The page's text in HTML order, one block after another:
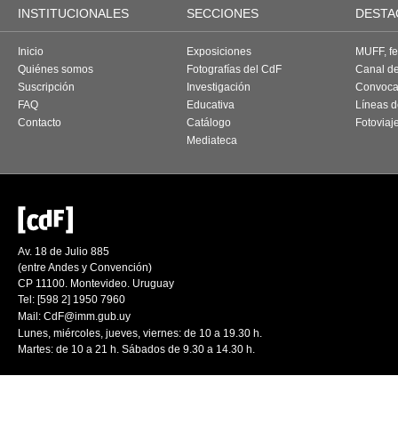
INSTITUCIONALES SECCIONES
Inicio
Quiénes somos
Suscripción
FAQ
Contacto
Exposiciones
Fotografías del CdF
Investigación
Educativa
Catálogo
Mediateca
MUFF,
Canal
Líneas
Av. 18 de Julio 885
(entre Andes y Convención)
CP 11100. Montevideo. Uruguay
Tel: [598 2] 1950 7960
Mail: CdF@imm.gub.uy
Lunes, miércoles, jueves, viernes: de 10 a 19.30 h.
Martes: de 10 a 21 h. Sábados de 9.30 a 14.30 h.